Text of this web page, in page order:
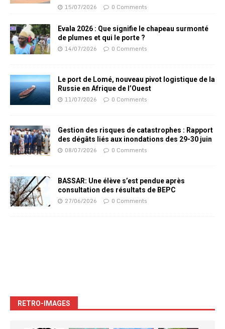
15/07/2026 0 Comments
Evala 2026 : Que signifie le chapeau surmonté
de plumes et qui le porte ?
14/07/2026 0 Comments
Le port de Lomé, nouveau pivot logistique de la
Russie en Afrique de l’Ouest
11/07/2026 0 Comments
Gestion des risques de catastrophes : Rapport
des dégâts liés aux inondations des 29-30 juin
08/07/2026 0 Comments
BASSAR: Une élève s’est pendue après
consultation des résultats de BEPC
27/06/2026 0 Comments
RETRO-IMAGES